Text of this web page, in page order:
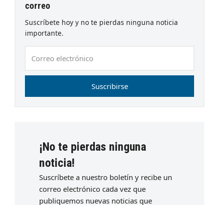
correo
Suscríbete hoy y no te pierdas ninguna noticia
importante.
electrónico
Suscribirse
¡No te pierdas ninguna
noticia!
Suscríbete a nuestro boletín y recibe un
correo electrónico cada vez que
publiquemos nuevas noticias que